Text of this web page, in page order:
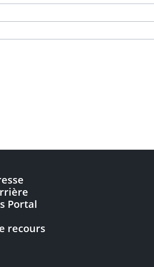
Portal
recours